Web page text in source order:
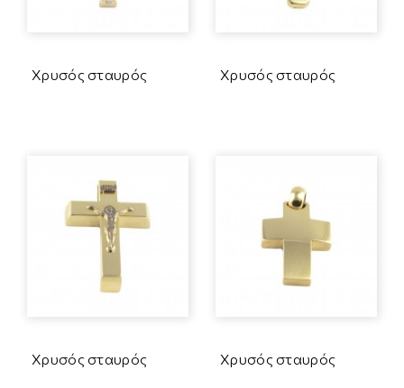
Χρυσός σταυρός Χρυσός σταυρός
Χρυσός σταυρός Χρυσός σταυρός